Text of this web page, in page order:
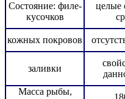
Состояние: филе-
кусочков
целые
кожных покровов
заливки
Масса рыбы,